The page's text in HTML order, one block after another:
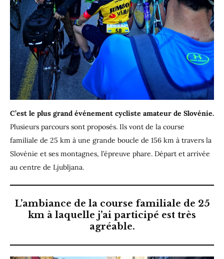
C’est le plus grand événement cycliste amateur de Slovénie.
Plusieurs parcours sont proposés. Ils vont de la course
familiale de 25 km à une grande boucle de 156 km à travers la
Slovénie et ses montagnes, l’épreuve phare. Départ et arrivée
au centre de Ljubljana.
L’ambiance de la course familiale de 25
km à laquelle j’ai participé est très
agréable.